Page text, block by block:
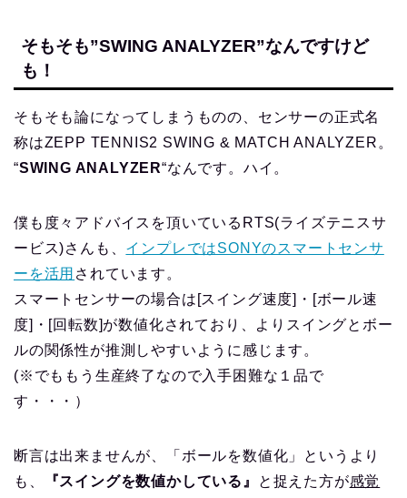
そもそも”SWING ANALYZER”なんですけど
も！
そもそも論になってしまうものの、センサーの正式名
称はZEPP TENNIS2 SWING & MATCH ANALYZER。
“SWING ANALYZER“なんです。ハイ。
僕も度々アドバイスを頂いているRTS(ライズテニスサ
ービス)さんも、 インプレではSONYのスマートセンサ
ーを活用 されています。
スマートセンサーの場合は[スイング速度]・[ボール速
度]・[回転数]が数値化されており、よりスイングとボー
ルの関係性が推測しやすいように感じます。
(※でももう生産終了なので入手困難な１品で
す・・・）
断言は出来ませんが、「ボールを数値化」というより
も、
『スイングを数値かしている』 と捉えた方が感覚